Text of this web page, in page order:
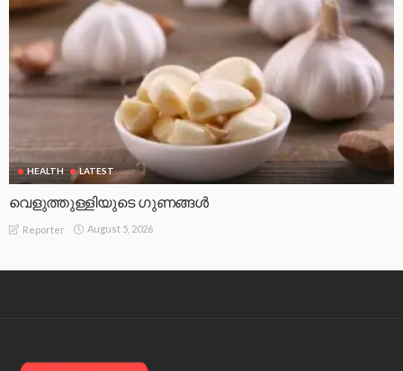
HEALTH LATEST
വെളുത്തുള്ളിയുടെ ഗുണങ്ങൾ
Reporter August 5, 2026